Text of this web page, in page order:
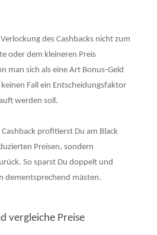
des Cashbacks nicht zum
oder dem kleineren Preis
man sich als eine Art Bonus-Geld
Fall ein Entscheidungsfaktor
werden soll.
profitierst Du am Black
Preisen, sondern
So sparst Du doppelt und
dementsprechend mästen.
vergleiche Preise